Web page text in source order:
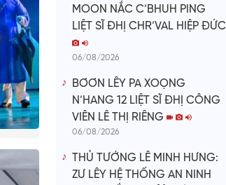
MOON NẮC C’BHUH PING
LIỆT SĨ ĐHỊ CHR’VAL HIỆP ĐỨC
06/08/2026
BƠƠN LÊY PA XOỌNG
N’HANG 12 LIỆT SĨ ĐHỊ CÔNG
VIÊN LÊ THỊ RIÊNG
06/08/2026
THỦ TƯỚNG LÊ MINH HƯNG:
ZƯ LÊY HỆ THỐNG AN NINH